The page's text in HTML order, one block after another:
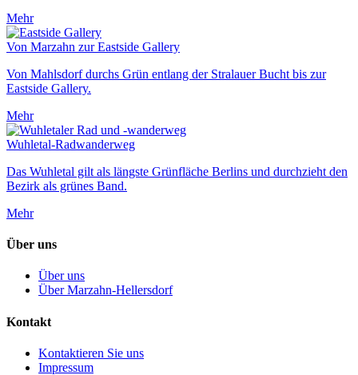
Mehr
Von Marzahn zur Eastside Gallery
Von Mahlsdorf durchs Grün entlang der Stralauer Bucht bis zur
Eastside Gallery.
Mehr
Wuhletal-Radwanderweg
Das Wuhletal gilt als längste Grünfläche Berlins und durchzieht den
Bezirk als grünes Band.
Mehr
Über uns
Über uns
Über Marzahn-Hellersdorf
Kontakt
Kontaktieren Sie uns
Impressum